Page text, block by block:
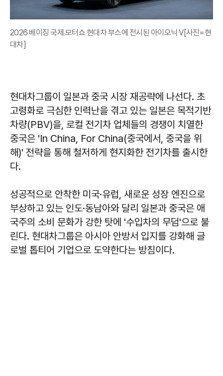
2026 베이징 국제 모터쇼 현대차 부스에 전시된 아이오닉 V[사진=현
대차]
현대차그룹이 일본과 중국 시장 재공략에 나선다. 초
고령화로 극심한 인력난을 겪고 있는 일본은 목적기반
차량(PBV)을, 로컬 전기차 업체들의 경쟁이 치열한
중국은 'In China, For China(중국에서, 중국을 위
해)' 전략을 통해 철저하게 현지화한 전기차를 출시한
다.
성공적으로 안착한 미국·유럽, 새로운 성장 엔진으로
부상하고 있는 인도·동남아와 달리 일본과 중국은 애
국주의 소비 문화가 강한 탓에 '수입차의 무덤'으로 불
린다. 현대차그룹은 아시아 안방서 입지를 강화해 글
로벌 톱티어 기업으로 도약한다는 방침이다.